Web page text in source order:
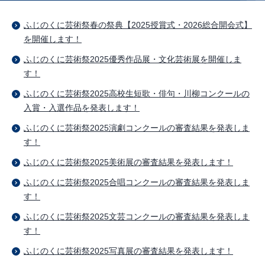
ふじのくに芸術祭春の祭典【2025授賞式・2026総合開会式】
を開催します！
ふじのくに芸術祭2025優秀作品展・文化芸術展を開催しま
す！
ふじのくに芸術祭2025高校生短歌・俳句・川柳コンクールの
入賞・入選作品を発表します！
ふじのくに芸術祭2025演劇コンクールの審査結果を発表しま
す！
ふじのくに芸術祭2025美術展の審査結果を発表します！
ふじのくに芸術祭2025合唱コンクールの審査結果を発表しま
す！
ふじのくに芸術祭2025文芸コンクールの審査結果を発表しま
す！
ふじのくに芸術祭2025写真展の審査結果を発表します！